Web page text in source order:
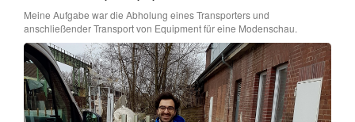
Meine Aufgabe war die Abholung eines Transporters und
anschließender Transport von Equipment für eine Modenschau.